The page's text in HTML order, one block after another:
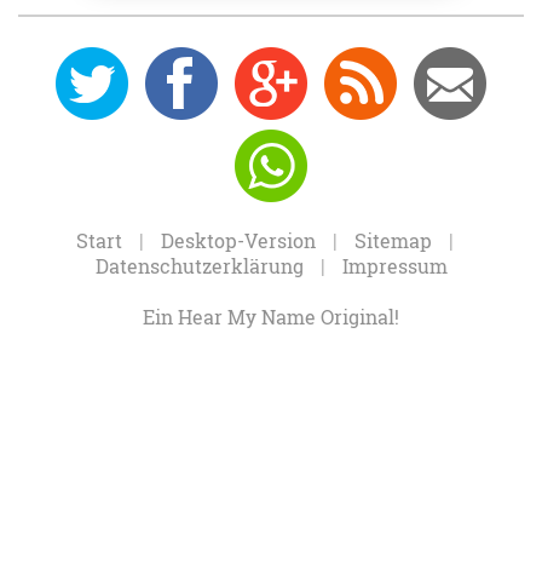
0 12 27 Feed Mail
Send
Start | Desktop-Version | Sitemap
|
Datenschutzerklärung
|
Impressum
Ein Hear My Name Original!